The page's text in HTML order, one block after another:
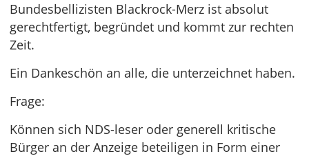
Bundesbellizisten Blackrock-Merz ist absolut
gerechtfertigt, begründet und kommt zur rechten
Zeit.
Ein Dankeschön an alle, die unterzeichnet haben.
Frage:
Können sich NDS-leser oder generell kritische
Bürger an der Anzeige beteiligen in Form einer